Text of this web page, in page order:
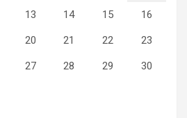
13 14 15 16
20 21 22 23
27 28 29 30